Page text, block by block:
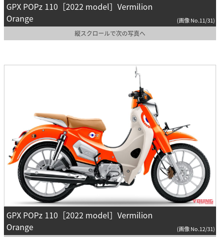
GPX POPz 110［2022 model］Vermilion
Orange
(画像 No.11/31)
縦スクロールで次の写真へ
GPX POPz 110［2022 model］Vermilion
Orange
(画像 No.12/31)